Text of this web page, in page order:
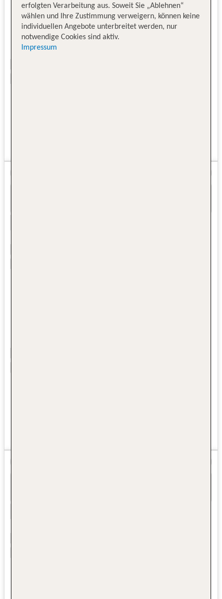
erfolgten Verarbeitung aus. Soweit Sie „Ablehnen“
wählen und Ihre Zustimmung verweigern, können keine
individuellen Angebote unterbreitet werden, nur
notwendige Cookies sind aktiv.
Impressum